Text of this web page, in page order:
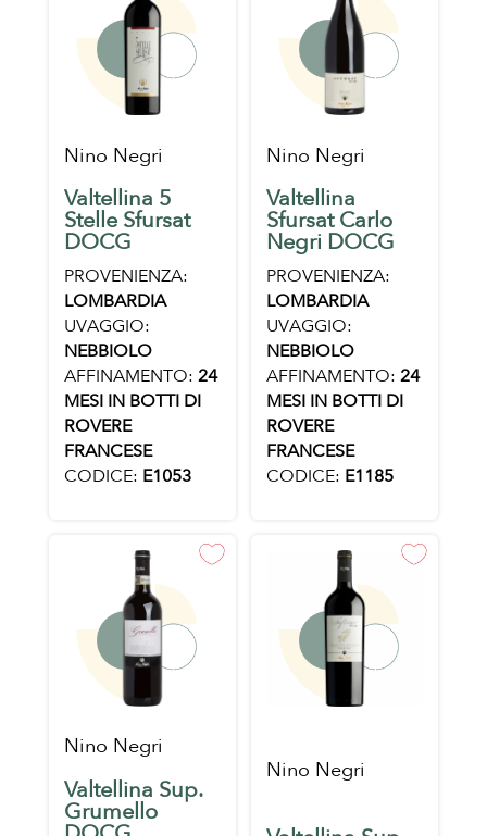
Nino Negri
Valtellina 5
Stelle Sfursat
DOCG
PROVENIENZA:
LOMBARDIA
UVAGGIO:
NEBBIOLO
AFFINAMENTO: 24
MESI IN BOTTI DI
ROVERE
FRANCESE
CODICE: E1053
Nino Negri
Valtellina
Sfursat Carlo
Negri DOCG
PROVENIENZA:
LOMBARDIA
UVAGGIO:
NEBBIOLO
AFFINAMENTO: 24
MESI IN BOTTI DI
ROVERE
FRANCESE
CODICE: E1185
Nino Negri
Valtellina Sup.
Grumello
Nino Negri